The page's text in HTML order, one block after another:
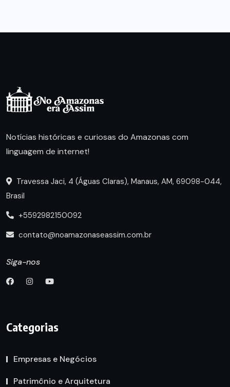
Notícias históricas e curiosas do Amazonas com
linguagem de internet!
Travessa Jaci, 4 (Águas Claras), Manaus, AM, 69098-044,
Brasil
+5592982150092
contato@noamazonaseassim.com.br
Siga-nos
Categorias
Empresas e Negócios
Patrimônio e Arquitetura